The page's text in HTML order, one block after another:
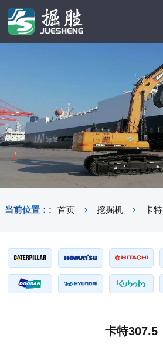
当前位置：: 首页 挖掘机 卡特
卡特307.5